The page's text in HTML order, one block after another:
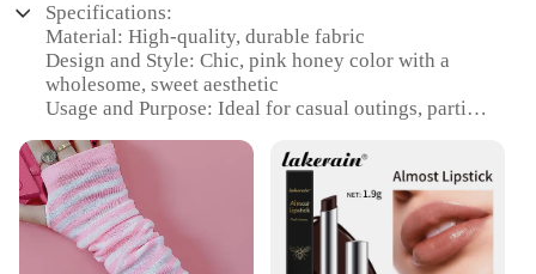
Specifications:
Material: High-quality, durable fabric
Design and Style: Chic, pink honey color with a
wholesome, sweet aesthetic
Usage and Purpose: Ideal for casual outings, parties,
Performance and Property: Comfortable,
lightweight, and designed for all-day wear
Parts and Accessories: Comes as a set, offering a
complete look
Applicable People: Suitable for women who